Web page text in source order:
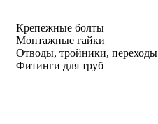
Крепежные болты
Монтажные гайки
Отводы, тройники, переходы
Фитинги для труб